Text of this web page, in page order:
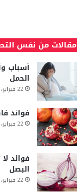
مقالات من نفس
أسباب
الحمل
22 فبراير، 2021
فوائد
22 فبراير، 2021
فوائد
البصل
22 فبراير، 2021